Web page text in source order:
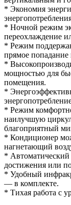
* Экономия
* Ночной режим
переохлаждение
* Режим
прямое попадание
*
мощностью для
помещения.
*
* Режим
наилучшую
благоприятный
* Кондиционер
нагнетающий
* Автоматический
достижения или
* Удобный
— в комплекте.
* Тихая работа с